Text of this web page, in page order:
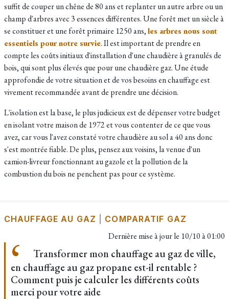
suffit de couper un chêne de 80 ans et replanter un autre arbre ou un
champ d'arbres avec 3 essences différentes. Une forêt met un siècle à
se constituer et une forêt primaire 1250 ans,les arbres nous sont
essentiels pour notre survie. Il est important de prendre en
compte les coûts initiaux d'installation d'une chaudière à granulés de
bois, qui sont plus élevés que pour une chaudière gaz. Une étude
approfondie de votre situation et de vos besoins en chauffage est
vivement recommandée avant de prendre une décision.
L'isolation est la base, le plus judicieux est de dépenser votre budget
en isolant votre maison de 1972 et vous contenter de ce que vous
avez, car vous l'avez constaté votre chaudière au sol a 40 ans donc
s'est montrée fiable. De plus, pensez aux voisins, la venue d'un
camion-livreur fonctionnant au gazole et la pollution de la
combustion du bois ne penchent pas pour ce système.
CHAUFFAGE AU GAZ COMPARATIF GAZ
Dernière mise à jour le 10/10 à 01:00
Transformer mon chauffage au gaz de ville,
en chauffage au gaz propane est-il rentable ?
Comment puis je calculer les différents coûts
merci pour votre aide